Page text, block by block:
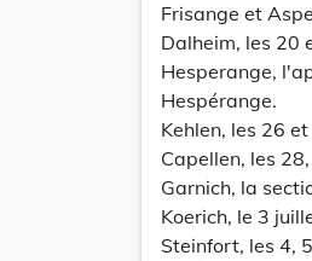
Frisange et
Dalheim, les 20
Hesperange,
Hespérange.
Kehlen, les 26
Capellen, les
Garnich, la
Koerich, le 3
Steinfort, les 4,